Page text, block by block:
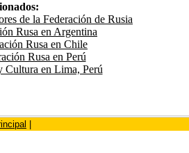
de la Federación de Rusia
Rusa en Argentina
Rusa en Chile
Rusa en Perú
Cultura en Lima, Perú